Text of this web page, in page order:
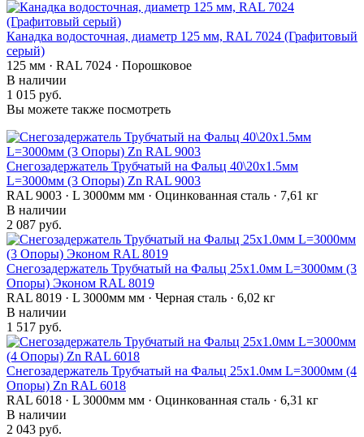
Канадка водосточная, диаметр 125 мм, RAL 7024 (Графитовый
серый)
125 мм · RAL 7024 · Порошковое
В наличии
1 015 руб.
Вы можете также посмотреть
Снегозадержатель Трубчатый на Фальц 40\20х1.5мм
L=3000мм (3 Опоры) Zn RAL 9003
RAL 9003 · L 3000мм мм · Оцинкованная сталь · 7,61 кг
В наличии
2 087 руб.
Снегозадержатель Трубчатый на Фальц 25х1.0мм L=3000мм (3
Опоры) Эконом RAL 8019
RAL 8019 · L 3000мм мм · Черная сталь · 6,02 кг
В наличии
1 517 руб.
Снегозадержатель Трубчатый на Фальц 25х1.0мм L=3000мм (4
Опоры) Zn RAL 6018
RAL 6018 · L 3000мм мм · Оцинкованная сталь · 6,31 кг
В наличии
2 043 руб.